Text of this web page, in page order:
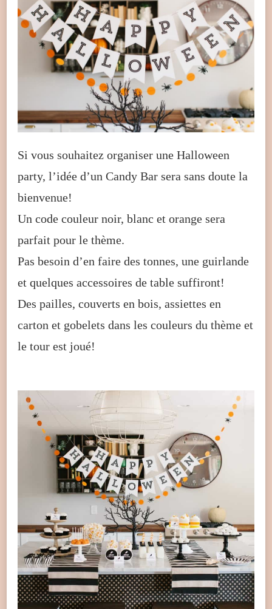
Si vous souhaitez organiser une Halloween
party, l’idée d’un Candy Bar sera sans doute la
bienvenue!
Un code couleur noir, blanc et orange sera
parfait pour le thème.
Pas besoin d’en faire des tonnes, une guirlande
et quelques accessoires de table suffiront!
Des pailles, couverts en bois, assiettes en
carton et gobelets dans les couleurs du thème et
le tour est joué!